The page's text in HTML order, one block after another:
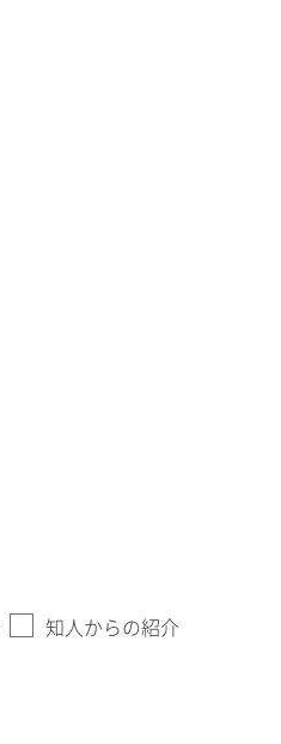
知人からの紹介